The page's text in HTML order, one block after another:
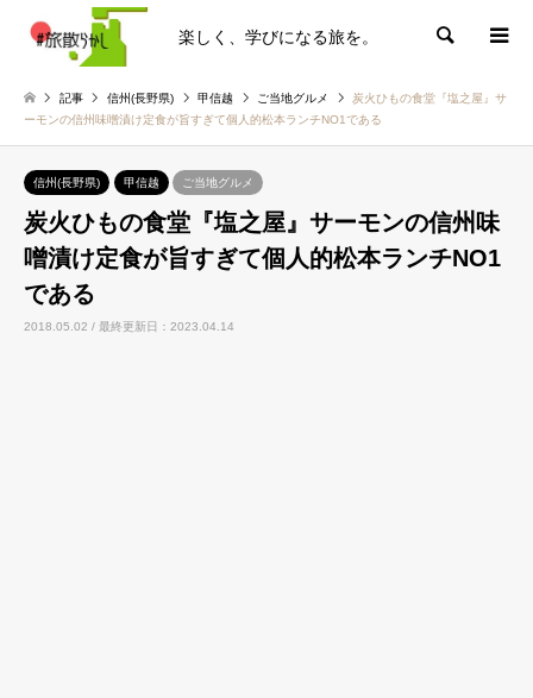
楽しく、学びになる旅を。 検索
記事 信州(長野県) 甲信越 ご当地グルメ
炭火ひもの食堂『塩之屋』サ
ーモンの信州味噌漬け定食が旨すぎて個人的松本ランチNO1である
信州(長野県) 甲信越 ご当地グルメ
炭火ひもの食堂『塩之屋』サーモンの信州味
噌漬け定食が旨すぎて個人的松本ランチNO1
である
2018.05.02 / 最終更新日：2023.04.14